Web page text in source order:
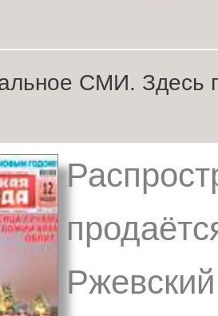
СМИ. Здесь